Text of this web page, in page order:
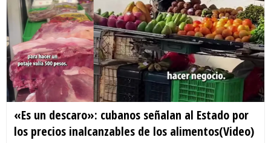
«Es un descaro»: cubanos señalan al Estado por
los precios inalcanzables de los alimentos(Video)